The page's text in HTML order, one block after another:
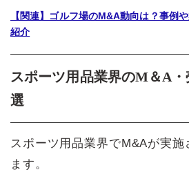
【関連】ゴルフ場のM&A動向は？事例
紹介
スポーツ用品業界のM＆A
選
スポーツ用品業界でM&Aが実
ます。